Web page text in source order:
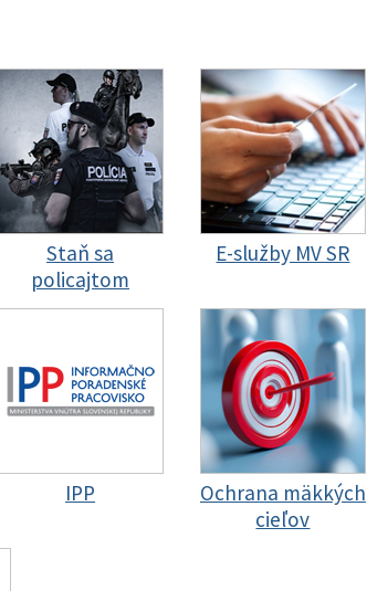
Staň sa
policajtom
E-služby MV SR
IPP
Ochrana mäkkých
cieľov